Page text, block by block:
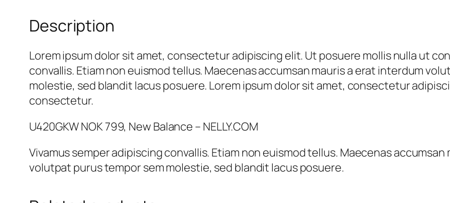
Description
Lorem ipsum dolor sit amet, consectetur adipiscing elit. Ut posuere mollis nulla ut
convallis. Etiam non euismod tellus. Maecenas accumsan mauris a erat interdum
molestie, sed blandit lacus posuere. Lorem ipsum dolor sit amet, consectetur
consectetur.
U420GKW NOK 799, New Balance – NELLY.COM
Vivamus semper adipiscing convallis. Etiam non euismod tellus. Maecenas
volutpat purus tempor sem molestie, sed blandit lacus posuere.